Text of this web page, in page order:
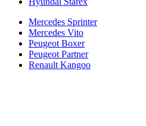
Mercedes Sprinter
Mercedes Vito
Peugeot Boxer
Peugeot Partner
Renault Kangoo